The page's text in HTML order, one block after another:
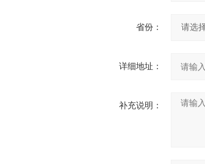
省份：
详细地址：
补充说明：